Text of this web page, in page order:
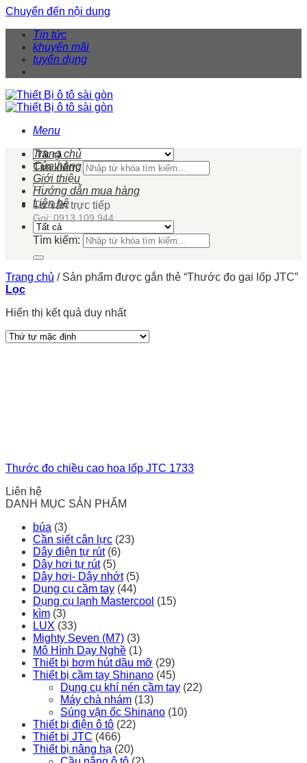
Chuyển đến nội dung
Tin tức
khuyến mãi
tuyển dụng
Menu
Tìm kiếm:
Tư vấn trực tiếp
Gọi: 0913 109 944
Trang chủ
Cửa hàng
Giới thiệu
Hướng dẫn mua hàng
Liên hệ
Tìm kiếm:
Trang chủ /Sản phẩm được gắn thẻ “Thước đo gai lốp JTC”
Lọc
Hiển thị kết quả duy nhất
Thước đo chiều cao hoa lốp JTC 1733
Liên hệ
DANH MỤC SẢN PHẨM
búa (3)
Cần siết cân lực (23)
Dây điện tự rút (6)
Dây hơi tự rút (5)
Dây hơi- Dây nhớt (5)
Dụng cụ cầm tay (44)
Dụng cụ lạnh Mastercool (15)
kìm (3)
LUX (33)
Mighty Seven (M7) (3)
Mô Hình Dạy Nghề (1)
Thiết bị bơm hút dầu mỡ (29)
Thiết bị cầm tay Shinano (45)
Dụng cụ khí nén cầm tay (22)
Máy chà nhám (13)
Súng vặn ốc Shinano (10)
Thiết bị điện ô tô (22)
Thiết bị JTC (466)
Thiết bị nâng hạ (20)